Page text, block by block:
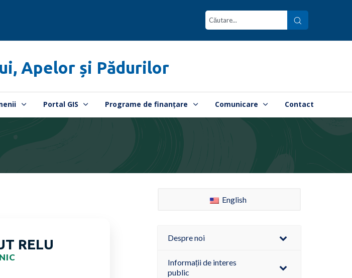
Apelor și Pădurilor
Portal GIS Programe de finanțare Comunicare Contact
RELU
English
Despre noi
Informații de interes
public